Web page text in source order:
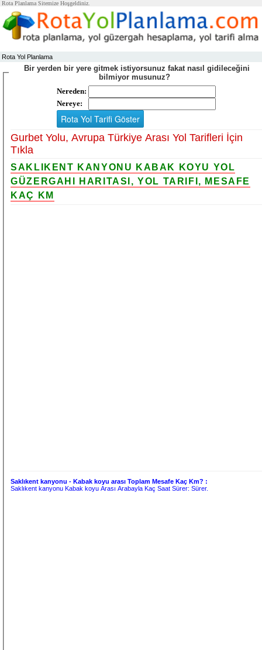
Rota Planlama Sitemize Hoşgeldiniz.
Rota Yol Planlama
Bir yerden bir yere gitmek istiyorsunuz fakat nasıl gidileceğini
bilmiyor musunuz?
Nereden:
Nereye:
Gurbet Yolu, Avrupa Türkiye Arası Yol Tarifleri İçin
Tıkla
SAKLIKENT KANYONU KABAK KOYU YOL
GÜZERGAHI HARITASI, YOL TARIFI, MESAFE
KAÇ KM
Saklıkent kanyonu - Kabak koyu arası Toplam Mesafe Kaç Km? :
Saklıkent kanyonu Kabak koyu Arası Arabayla Kaç Saat Sürer:Sürer.